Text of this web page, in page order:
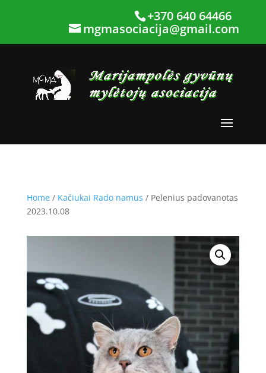
+370 640 64466
mgmasociacija@gmail.com
Home/ Kačiukai Rado namus / Pelenius padovanotas
2023.10.08